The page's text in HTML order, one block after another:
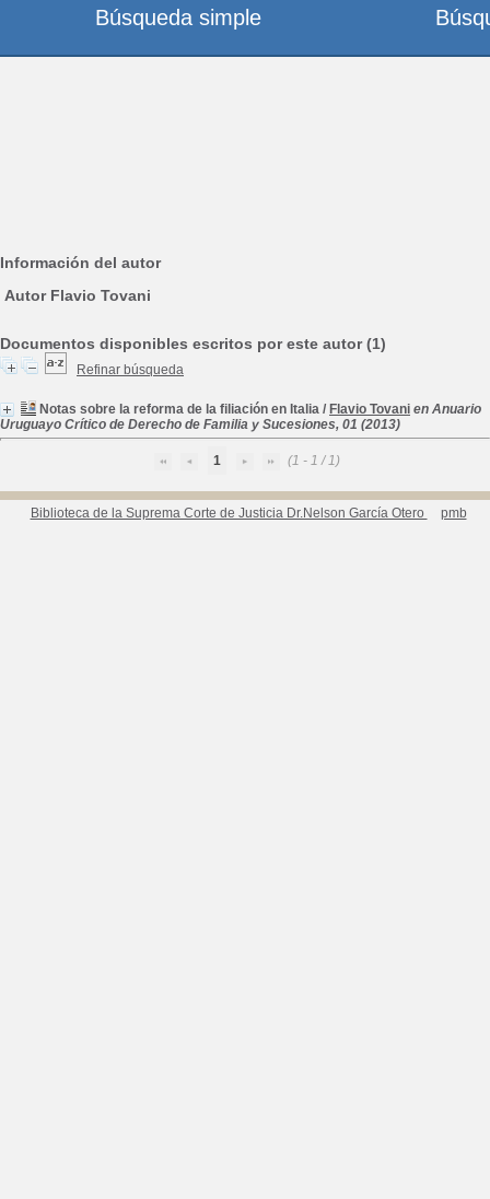
Información del autor
Autor Flavio Tovani
Documentos disponibles escritos por este autor (1)
Refinar búsqueda
Notas sobre la reforma de la filiación en Italia / Flavio Tovani en Anuario
Uruguayo Crítico de Derecho de Familia y Sucesiones, 01 (2013)
1 (1 - 1 / 1)
Biblioteca de la Suprema Corte de Justicia Dr.Nelson García Otero pmb
Búsqueda simple